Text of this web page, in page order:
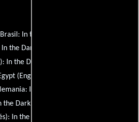
Brasil:
In the Dark
In the Dark
In the Dark
(English title):
the Dark
In the Dark